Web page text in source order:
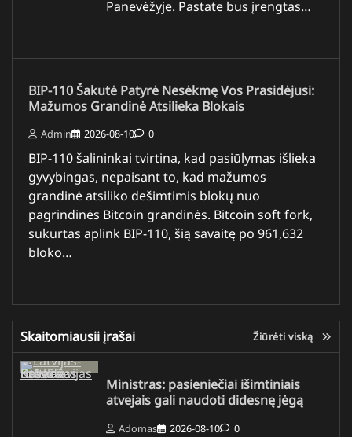
Panevėžyje. Pastate bus įrengtas…
BIP-110 Šakutė Patyrė Nesėkmę Vos Prasidėjusi:
Mažumos Grandinė Atsilieka Blokais
Admin 2026-08-10 0
BIP-110 šalininkai tvirtina, kad pasiūlymas išlieka
gyvybingas, nepaisant to, kad mažumos
grandinė atsiliko dešimtimis blokų nuo
pagrindinės Bitcoin grandinės. Bitcoin soft fork,
sukurtas aplink BIP-110, šią savaitę po 961,632
bloko…
Skaitomiausii įrašai Žiūrėti viską
Ministras: pasieniečiai išimtiniais
atvejais gali naudoti didesnę jėgą
Adomas 2026-08-10 0